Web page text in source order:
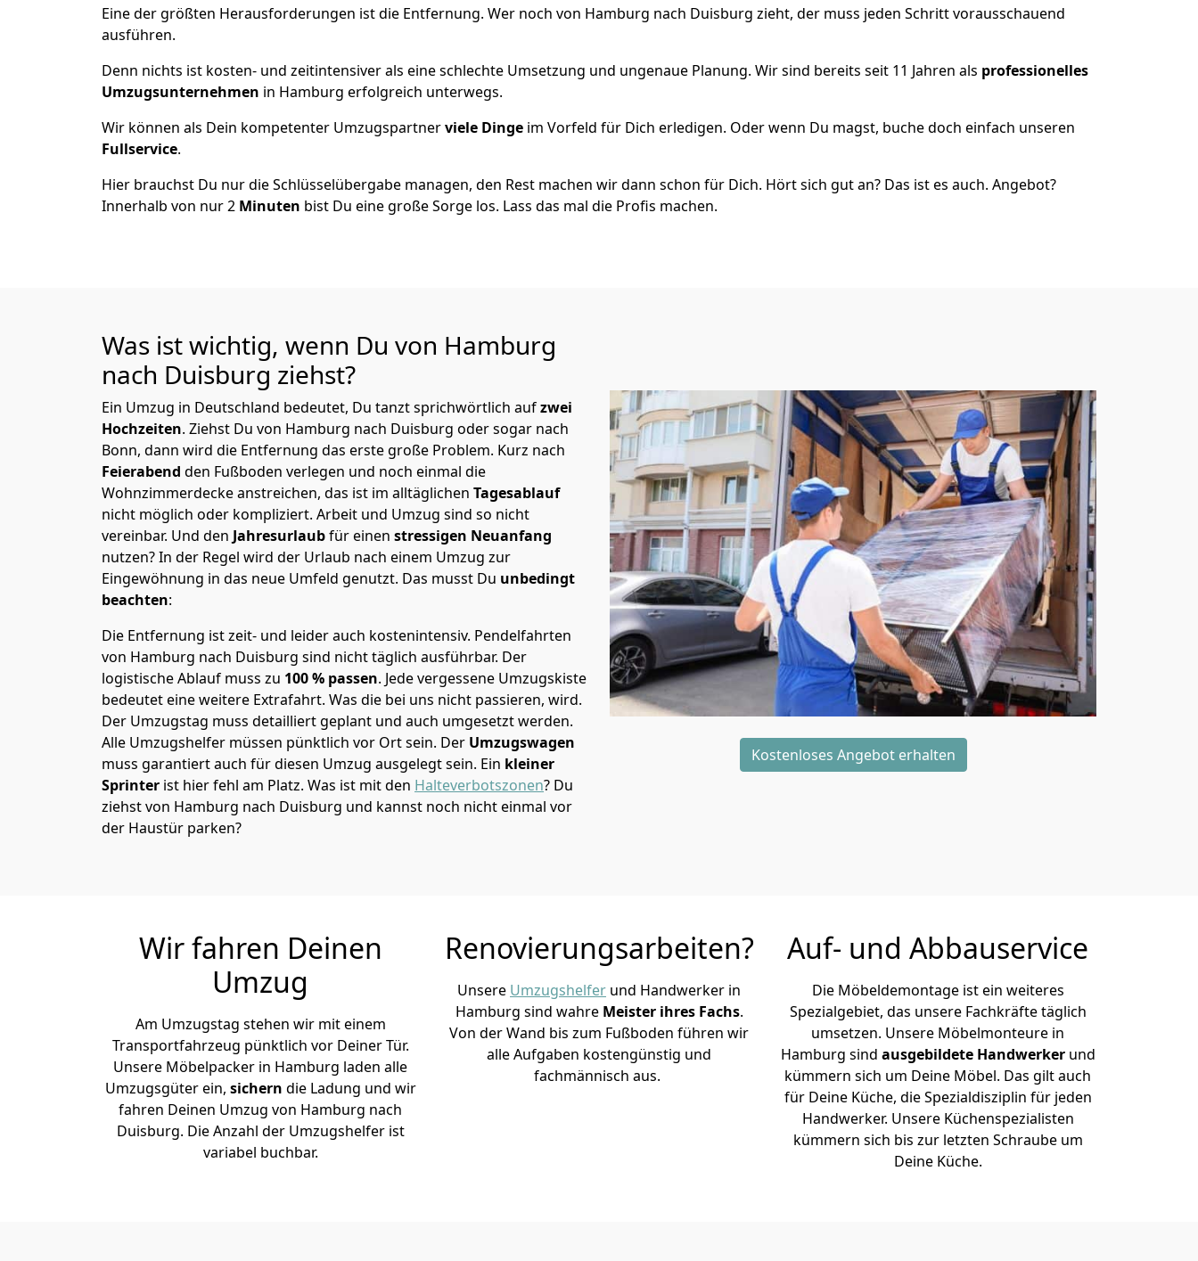
Eine der größten Herausforderungen ist die Entfernung. Wer noch von Hamburg nach Duisburg zieht, der muss jeden Schritt vorausschauend
ausführen.
Denn nichts ist kosten- und zeitintensiver als eine schlechte Umsetzung und ungenaue Planung. Wir sind bereits seit 11 Jahren als professionelles
Umzugsunternehmen in Hamburg erfolgreich unterwegs.
Wir können als Dein kompetenter Umzugspartnerviele Dinge im Vorfeld für Dich erledigen. Oder wenn Du magst, buche doch einfach unseren
Fullservice.
Hier brauchst Du nur die Schlüsselübergabe managen, den Rest machen wir dann schon für Dich. Hört sich gut an? Das ist es auch. Angebot?
Innerhalb von nur 2 Minuten bist Du eine große Sorge los. Lass das mal die Profis machen.
Was ist wichtig, wenn Du von Hamburg
nach Duisburg ziehst?
Ein Umzug in Deutschland bedeutet, Du tanzt sprichwörtlich aufzwei
Hochzeiten. Ziehst Du von Hamburg nach Duisburg oder sogar nach
Bonn, dann wird die Entfernung das erste große Problem. Kurz nach
Feierabend den Fußboden verlegen und noch einmal die
Wohnzimmerdecke anstreichen, das ist im alltäglichen Tagesablauf
nicht möglich oder kompliziert. Arbeit und Umzug sind so nicht
vereinbar. Und den Jahresurlaubfür einen stressigen Neuanfang
nutzen? In der Regel wird der Urlaub nach einem Umzug zur
Eingewöhnung in das neue Umfeld genutzt. Das musst Du unbedingt
beachten:
Die Entfernung ist zeit- und leider auch kostenintensiv. Pendelfahrten
von Hamburg nach Duisburg sind nicht täglich ausführbar. Der
logistische Ablauf muss zu 100 % passen. Jede vergessene Umzugskiste
bedeutet eine weitere Extrafahrt. Was die bei uns nicht passieren, wird.
Der Umzugstag muss detailliert geplant und auch umgesetzt werden.
Alle Umzugshelfer müssen pünktlich vor Ort sein. Der Umzugswagen
muss garantiert auch für diesen Umzug ausgelegt sein. Ein kleiner
Sprinter ist hier fehl am Platz. Was ist mit den Halteverbotszonen? Du
ziehst von Hamburg nach Duisburg und kannst noch nicht einmal vor
der Haustür parken?
Kostenloses Angebot erhalten
Wir fahren Deinen
Umzug
Am Umzugstag stehen wir mit einem
Transportfahrzeug pünktlich vor Deiner Tür.
Unsere Möbelpacker in Hamburg laden alle
Umzugsgüter ein, sichern die Ladung und wir
fahren Deinen Umzug von Hamburg nach
Duisburg. Die Anzahl der Umzugshelfer ist
variabel buchbar.
Renovierungsarbeiten?
Unsere Umzugshelfer und Handwerker in
Hamburg sind wahre Meister ihres Fachs.
Von der Wand bis zum Fußboden führen wir
alle Aufgaben kostengünstig und
fachmännisch aus.
Auf- und Abbauservice
Die Möbeldemontage ist ein weiteres
Spezialgebiet, das unsere Fachkräfte täglich
umsetzen. Unsere Möbelmonteure in
Hamburg sind ausgebildete Handwerker und
kümmern sich um Deine Möbel. Das gilt auch
für Deine Küche, die Spezialdisziplin für jeden
Handwerker. Unsere Küchenspezialisten
kümmern sich bis zur letzten Schraube um
Deine Küche.